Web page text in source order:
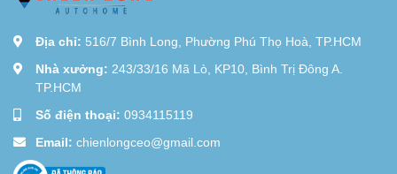
Địa chỉ: 516/7 Bình Long, Phường Phú Thọ Hoà, TP.HCM
Nhà xưởng: 243/33/16 Mã Lò, KP10, Bình Trị Đông A.
TP.HCM
Số điện thoại: 0934115119
Email: chienlongceo@gmail.com